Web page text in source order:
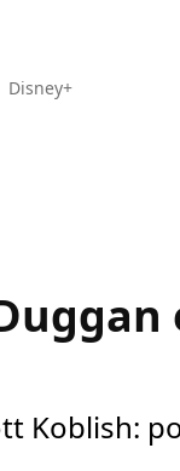
Disney+
Koblish: